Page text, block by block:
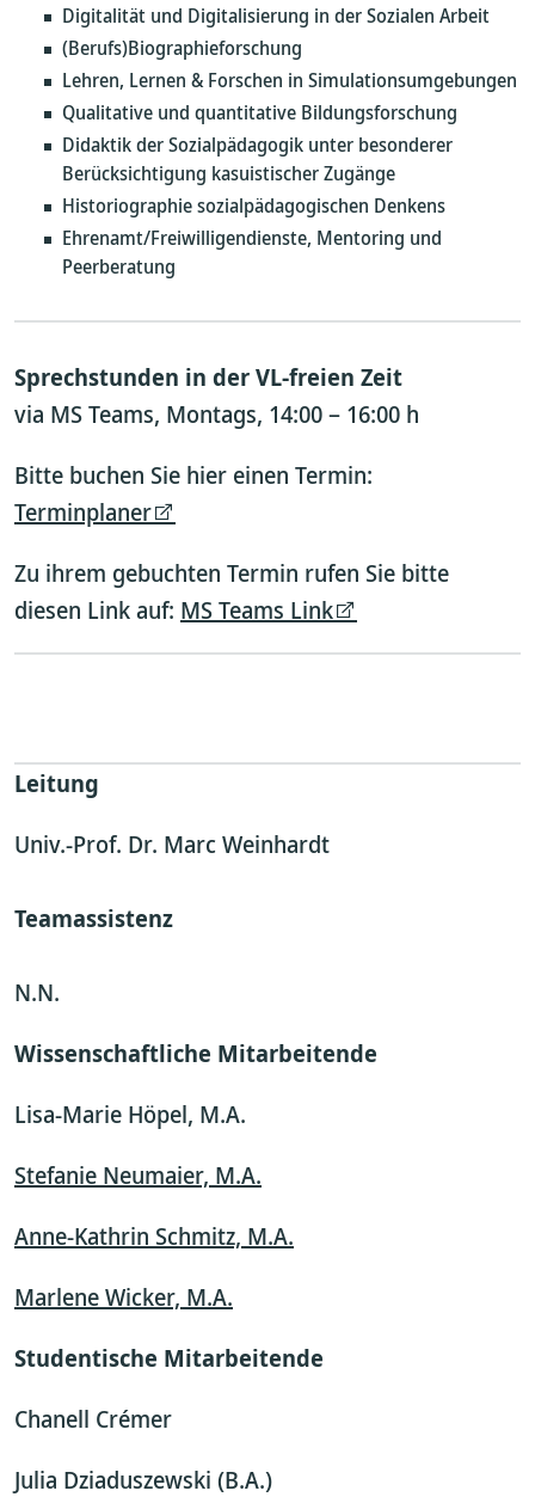
Digitalität und Digitalisierung in der Sozialen Arbeit
(Berufs)Biographieforschung
Lehren, Lernen & Forschen in Simulationsumgebungen
Qualitative und quantitative Bildungsforschung
Didaktik der Sozialpädagogik unter besonderer
Berücksichtigung kasuistischer Zugänge
Historiographie sozialpädagogischen Denkens
Ehrenamt/Freiwilligendienste, Mentoring und
Peerberatung
Sprechstunden in der VL-freien Zeit
via MS Teams, Montags, 14:00 – 16:00 h
Bitte buchen Sie hier einen Termin:
Terminplaner
Zu ihrem gebuchten Termin rufen Sie bitte
diesen Link auf: MS Teams Link
Leitung
Univ.-Prof. Dr. Marc Weinhardt
Teamassistenz
N.N.
Wissenschaftliche Mitarbeitende
Lisa-Marie Höpel, M.A.
Stefanie Neumaier, M.A.
Anne-Kathrin Schmitz, M.A.
Marlene Wicker, M.A.
Studentische Mitarbeitende
Chanell Crémer
Julia Dziaduszewski (B.A.)